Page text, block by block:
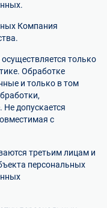
Компания
только
Обработке
и только в том
допускается
с
третьим лицам и
персональных